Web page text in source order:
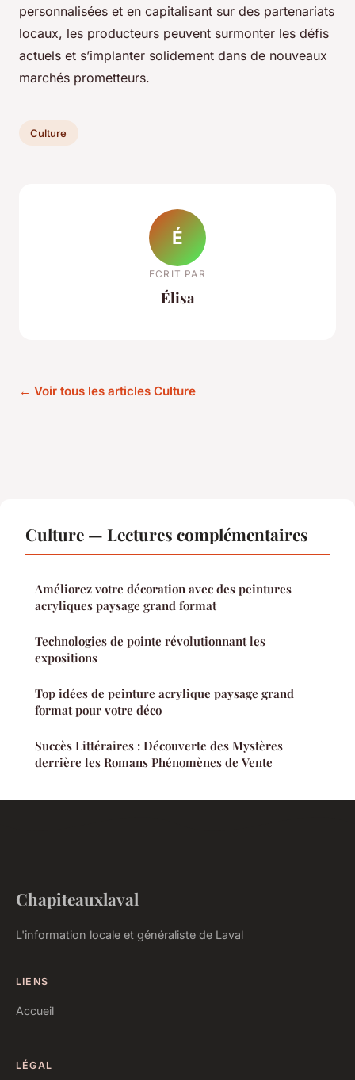
personnalisées et en capitalisant sur des partenariats
locaux, les producteurs peuvent surmonter les défis
actuels et s’implanter solidement dans de nouveaux
marchés prometteurs.
Culture
É
ECRIT PAR
Élisa
← Voir tous les articles Culture
Culture — Lectures complémentaires
Améliorez votre décoration avec des peintures
acryliques paysage grand format
Technologies de pointe révolutionnant les
expositions
Top idées de peinture acrylique paysage grand
format pour votre déco
Succès Littéraires : Découverte des Mystères
derrière les Romans Phénomènes de Vente
Chapiteauxlaval
L'information locale et généraliste de Laval
LIENS
Accueil
LÉGAL